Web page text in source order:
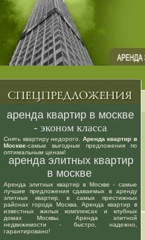
аренда квартир в москве
- эконом класса
Снять квартиру недорого. Аренда квартир в
Москве-самые выгодные предложения по
оптимальным ценам!
аренда элитных квартир
в москве
Аренда элитных квартир в Москве - самые
лучшие предложения сдаваемых в аренду
элитных квартир, в самых престижных
районах города Москва. Аренда квартир в
известных жилых комплексах и клубных
домах Москвы. Аренда элитной
недвижимости - быстро, надежно,
гарантировано!